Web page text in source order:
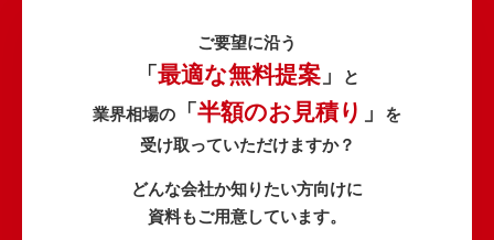
ご要望に沿う
「 最適な無料提案」
と
業界相場の
「 半額のお見積り 」
を
受け取っていただけますか？
どんな会社か知りたい方向けに
資料もご用意しています。